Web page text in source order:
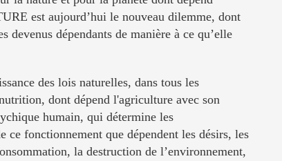
est aujourd’hui le nouveau dilemme, dont
devenus dépendants de manière à ce qu’elle
des lois naturelles, dans tous les
dont dépend l'agriculture avec son
humain, qui détermine les
ce fonctionnement que dépendent les désirs, les
la destruction de l’environnement,